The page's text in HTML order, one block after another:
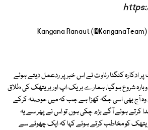
ادکارہ کنگنا رناوت نے اس خبر پر ردعمل دیتے ہوئے
شروع ہوگیا، ہمارے بریک اپ اور ہریتھک کی طلاق
وہ آج بھی اسی جگہ کھڑا ہے جب کہ میں حوصلہ کرکے
کرتے ہوئے آگے بڑھ چکی ہوں تو اس نے پھر سے یہ
ہریتھک کو مخاطب کرتے ہوئے کہا کہ ایک چھوٹے سے